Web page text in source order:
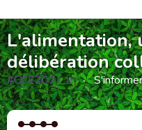
L'alimentation,
délibération
#CCE2021
(Lien externe)